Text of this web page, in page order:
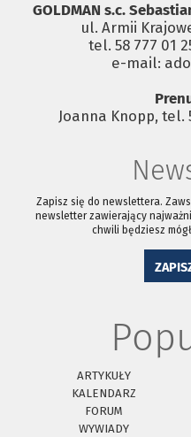
GOLDMAN s.c.
ul. Armii
tel. 58 777 01
e-mail:
Joanna Knopp, tel.
Zapisz się do newslettera.
newsletter zawierający
chwili będziesz
ARTYKUŁY
KALENDARZ
FORUM
WYWIADY